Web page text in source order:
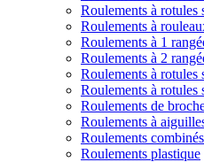
Roulements à rotules
Roulements à
Roulements à 1
Roulements à 2
Roulements à rotules
Roulements à rotules
Roulements de
Roulements à
Roulements
Roulements plastique